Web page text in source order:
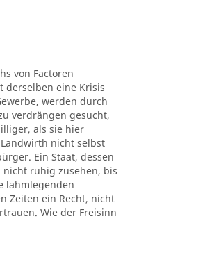
von Factoren
eine Krisis
werden durch
verdrängen gesucht,
als sie hier
nicht selbst
Ein Staat, dessen
nicht ruhig zusehen, bis
lahmlegenden
Zeiten ein Recht, nicht
Wie der Freisinn